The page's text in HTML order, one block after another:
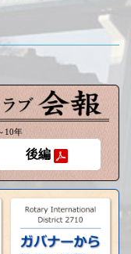
10年
後編